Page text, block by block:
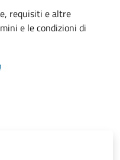
requisiti e altre
e le condizioni di